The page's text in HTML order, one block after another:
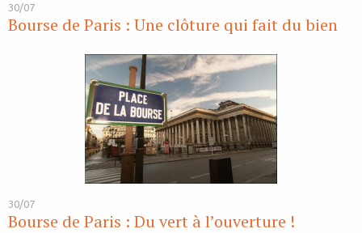
30/07
Bourse de Paris : Une clôture qui fait du bien
30/07
Bourse de Paris : Du vert à l’ouverture !